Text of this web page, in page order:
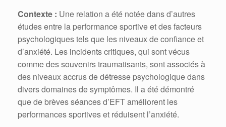
Contexte : Une relation a été notée dans d’autres
études entre la performance sportive et des facteurs
psychologiques tels que les niveaux de confiance et
d’anxiété. Les incidents critiques, qui sont vécus
comme des souvenirs traumatisants, sont associés à
des niveaux accrus de détresse psychologique dans
divers domaines de symptômes. Il a été démontré
que de brèves séances d’EFT améliorent les
performances sportives et réduisent l’anxiété.